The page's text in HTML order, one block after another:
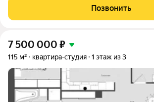
санузел с ванной. Также есть общая кухня,
цивилизованно, чисто и
Позвонить
7 500 000 ₽
115 м² квартира-студия 1 этаж из 3